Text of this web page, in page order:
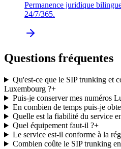
Permanence juridique
24/7/365.
Questions fréquentes
Qu'est-ce que le SIP trunking et
Luxembourg ?+
Puis-je conserver mes numéros
En combien de temps puis-je
Quelle est la fiabilité du service
Quel équipement faut-il ?+
Le service est-il conforme à la
Combien coûte le SIP trunking